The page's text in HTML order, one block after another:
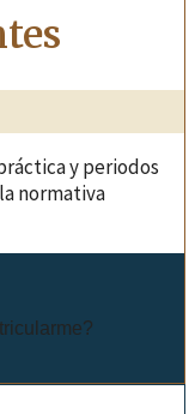
y periodos
normativa